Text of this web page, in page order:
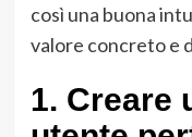
così una buona
valore concreto e
1. Creare